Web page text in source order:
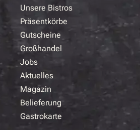
Unsere Bistros
Präsentkörbe
Gutscheine
Großhandel
Jobs
Aktuelles
Magazin
Belieferung
Gastrokarte